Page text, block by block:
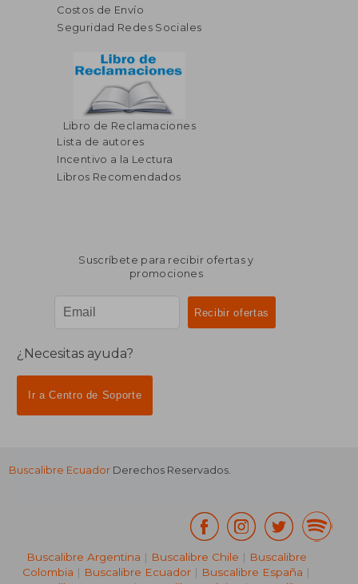
Costos de Envío
Seguridad Redes Sociales
Libro de Reclamaciones
Lista de autores
Incentivo a la Lectura
Libros Recomendados
Suscríbete para recibir ofertas y
promociones
¿Necesitas ayuda?
Ir a Centro de Soporte
Buscalibre Ecuador Derechos Reservados.
Buscalibre Argentina | Buscalibre Chile | Buscalibre
Colombia | Buscalibre Ecuador | Buscalibre España |